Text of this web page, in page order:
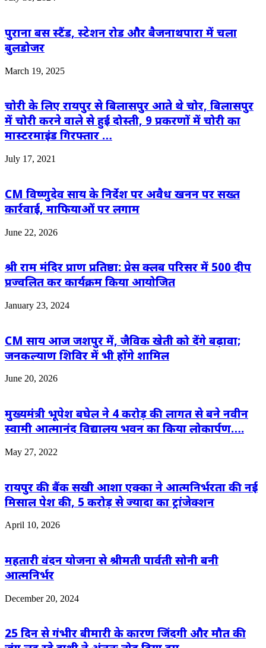
पुराना बस स्टैंड, स्टेशन रोड और बैजनाथपारा में चला
बुलडोजर
March 19, 2025
चोरी के लिए रायपुर से बिलासपुर आते थे चोर, बिलासपुर
में चोरी करने वाले से हुई दोस्ती, 9 प्रकरणों में चोरी का
मास्टरमाइंड गिरफ्तार …
July 17, 2021
CM विष्णुदेव साय के निर्देश पर अवैध खनन पर सख्त
कार्रवाई, माफियाओं पर लगाम
June 22, 2026
श्री राम मंदिर प्राण प्रतिष्ठा: प्रेस क्लब परिसर में 500 दीप
प्रज्वलित कर कार्यक्रम किया आयोजित
January 23, 2024
CM साय आज जशपुर में, जैविक खेती को देंगे बढ़ावा;
जनकल्याण शिविर में भी होंगे शामिल
June 20, 2026
मुख्यमंत्री भूपेश बघेल ने 4 करोड़ की लागत से बने नवीन
स्वामी आत्मानंद विद्यालय भवन का किया लोकार्पण….
May 27, 2022
रायपुर की बैंक सखी आशा एक्का ने आत्मनिर्भरता की नई
मिसाल पेश की, 5 करोड़ से ज्यादा का ट्रांजेक्शन
April 10, 2026
महतारी वंदन योजना से श्रीमती पार्वती सोनी बनी
आत्मनिर्भर
December 20, 2024
25 दिन से गंभीर बीमारी के कारण जिंदगी और मौत की